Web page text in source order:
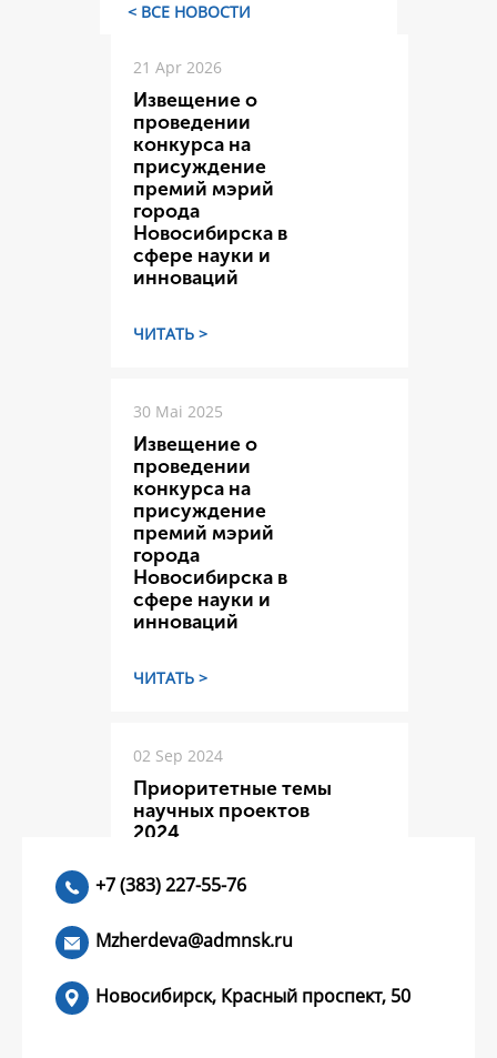
< ВСЕ НОВОСТИ
21 Apr 2026
Извещение о
проведении
конкурса на
присуждение
премий мэрий
города
Новосибирска в
сфере науки и
инноваций
ЧИТАТЬ >
30 Mai 2025
Извещение о
проведении
конкурса на
присуждение
премий мэрий
города
Новосибирска в
сфере науки и
инноваций
ЧИТАТЬ >
02 Sep 2024
Приоритетные темы
научных проектов
2024
ЧИТАТЬ >
+7 (383) 227-55-76
Mzherdeva@admnsk.ru
Новосибирск, Красный проспект, 50